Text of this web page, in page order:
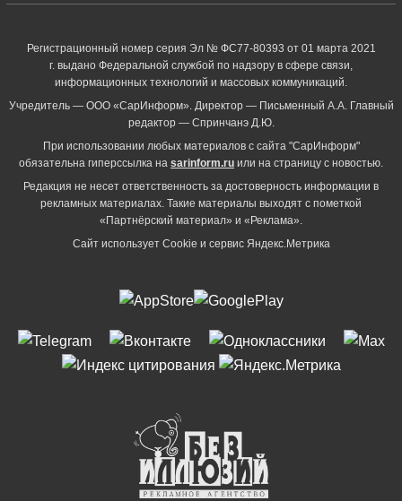
Регистрационный номер серия Эл № ФС77-80393 от 01 марта 2021
г. выдано Федеральной службой по надзору в сфере связи,
информационных технологий и массовых коммуникаций.
Учредитель — ООО «СарИнформ». Директор — Письменный А.А. Главный
редактор — Спринчанэ Д.Ю.
При использовании любых материалов с сайта "СарИнформ"
обязательна гиперссылка на sarinform.ru или на страницу с новостью.
Редакция не несет ответственность за достоверность информации в
рекламных материалах. Такие материалы выходят с пометкой
«Партнёрский материал» и «Реклама».
Сайт использует Cookie и сервиc Яндекс.Метрика